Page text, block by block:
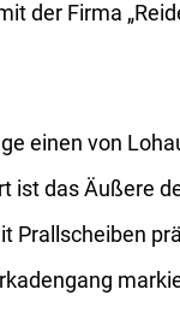
der Firma
einen von
das Äußere
Prallscheiben